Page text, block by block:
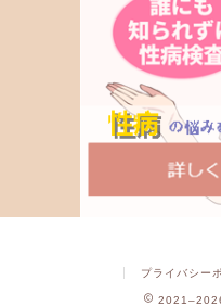
プライバシー
性
性病